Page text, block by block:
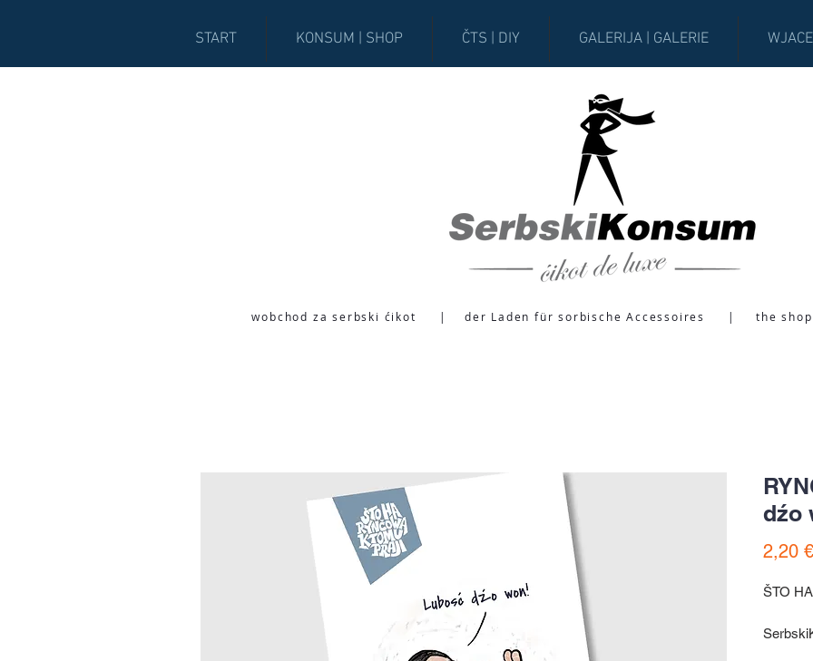
START KONSUM | SHOP ČTS | DIY GALERIJA | GALERIE
wobchod za serbski ćikot | der Laden für sorbische Accessoires | the
dźo
2,20 €
ŠTO